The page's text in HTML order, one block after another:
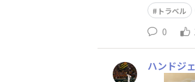
トラベル
0
ハンドジ